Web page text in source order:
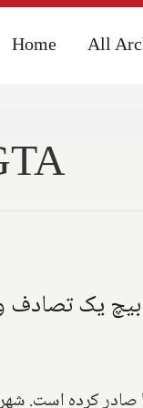
Home All
Home All
ساحل "واساگا" صادر